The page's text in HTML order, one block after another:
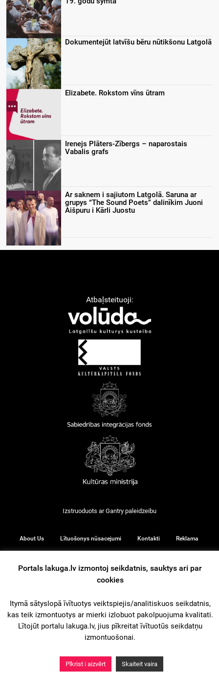
Dokumentejūt latvīšu bēru nūtikšonu Latgolā
Elizabete. Rokstom vīns ūtram
Irenejs Plāters-Zībergs – naparostais
Vabalis grafs
Ar saknem i sajiutom Latgolā. Saruna ar
grupys “The Sound Poets” dalinīkim Juoni
Aišpuru i Kārli Juostu
Atbaļsteituoji:
Izstruoduots arGantry paleidzeibu
About Us Lītuošonys nūsacejumi Kontakti Reklama
© 2026
iz augšu
Portals lakuga.lv izmontoj seikdatnis, sauktys ari par
cookies
Itymā sātyslopā īvītuotys veiktspiejis/analitiskuos seikdatnis,
kas teik izmontuotys ar mierki izlobuot pakolpuojuma kvalitati.
Lītojūt portalu lakuga.lv, jius pīkreitat īvītuotūs seikdatņu
izmontuošonai.
Pīkrist i aizvērt Skaiteit vaira